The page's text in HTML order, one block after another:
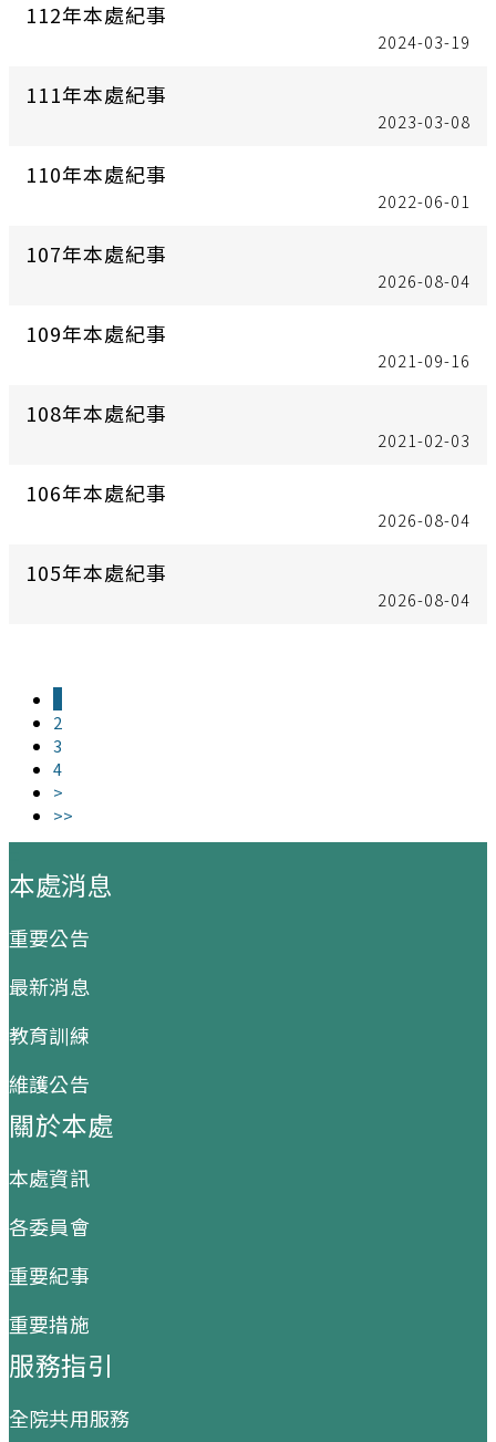
112年本處紀事
2024-03-19
111年本處紀事
2023-03-08
110年本處紀事
2022-06-01
107年本處紀事
2026-08-04
109年本處紀事
2021-09-16
108年本處紀事
2021-02-03
106年本處紀事
2026-08-04
105年本處紀事
2026-08-04
2
3
4
>
>>
本處消息
重要公告
最新消息
教育訓練
維護公告
關於本處
本處資訊
各委員會
重要紀事
重要措施
服務指引
全院共用服務